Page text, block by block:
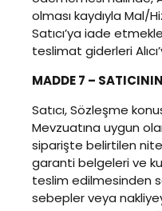
olması kaydıyla Mal/
Satıcı’ya iade
teslimat giderleri
MADDE 7 –
Satıcı, Sözleşme
Mevzuatına uygun
siparişte belirtilen
garanti belgeleri ve
teslim edilmesinden
sebepler veya